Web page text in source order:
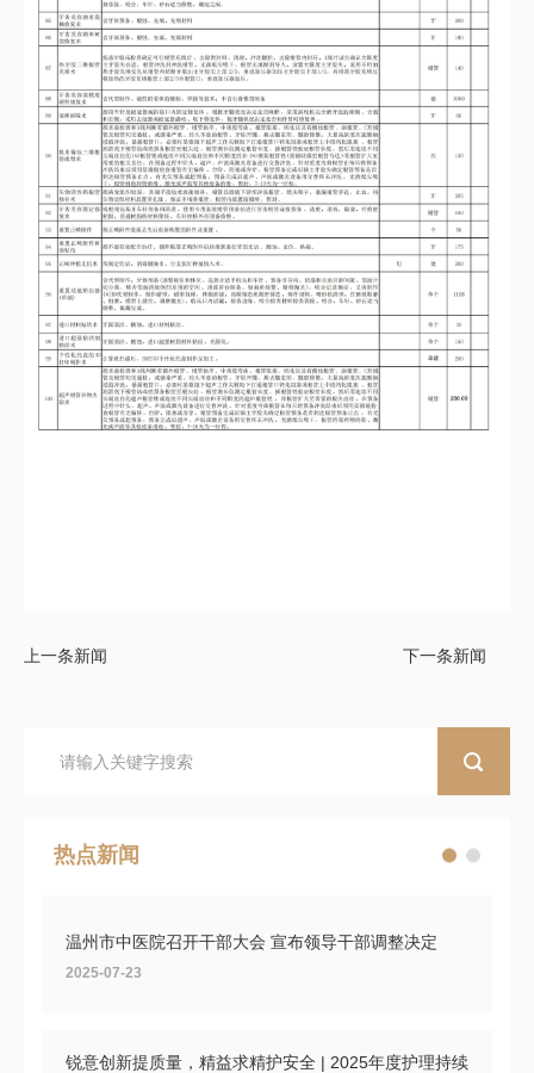
上一条新闻 下一条新闻
热点新闻
温州市中医院召开干部大会 宣布领导干部调整决定
2025-07-23
锐意创新提质量，精益求精护安全 | 2025年度护理持续